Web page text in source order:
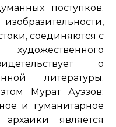
поступков.
соединяются с
о
литературы.
Мурат Ауэзов:
и гуманитарное
является